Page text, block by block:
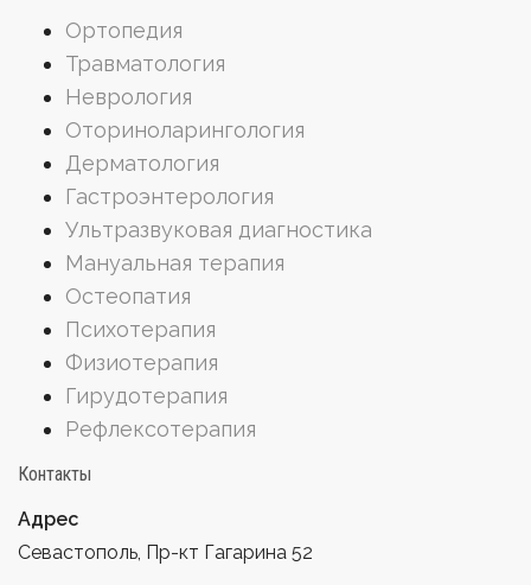
Ортопедия
Травматология
Неврология
Оториноларингология
Дерматология
Гастроэнтерология
Ультразвуковая диагностика
Мануальная терапия
Остеопатия
Психотерапия
Физиотерапия
Гирудотерапия
Рефлексотерапия
Контакты
Адрес
Севастополь, Пр-кт Гагарина 52